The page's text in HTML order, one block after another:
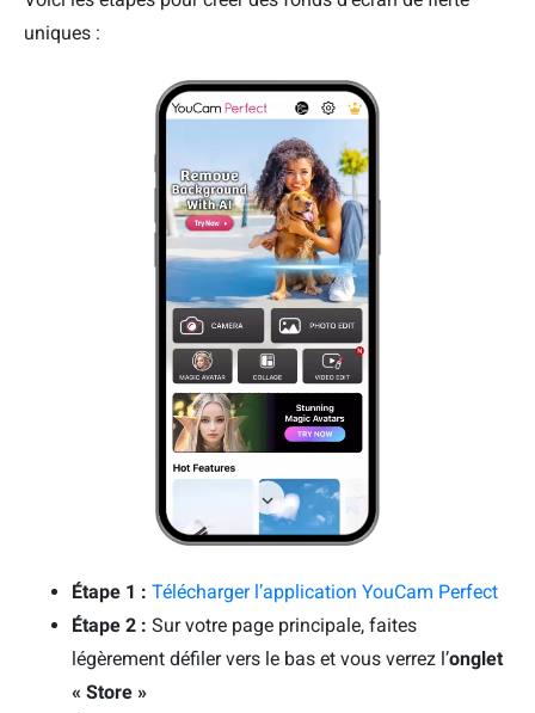
uniques :
Étape 1 : Télécharger l’application YouCam Perfect
Étape 2 : Sur votre page principale, faites
légèrement défiler vers le bas et vous verrez l’onglet
« Store »